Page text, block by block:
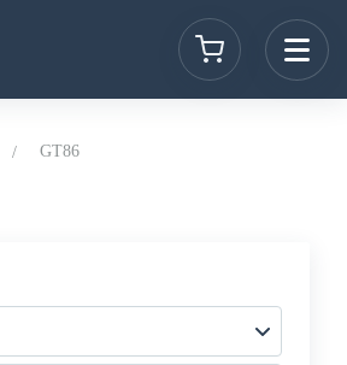
GT86